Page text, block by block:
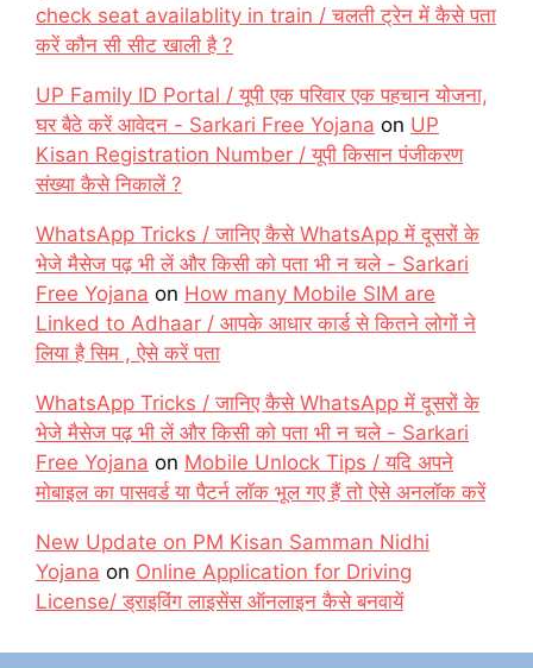
check seat availablity in train / चलती ट्रेन में कैसे पता
करें कौन सी सीट खाली है ?
UP Family ID Portal / यूपी एक परिवार एक पहचान योजना,
घर बैठे करें आवेदन - Sarkari Free Yojana on UP
Kisan Registration Number / यूपी किसान पंजीकरण
संख्या कैसे निकालें ?
WhatsApp Tricks / जानिए कैसे WhatsApp में दूसरों के
भेजे मैसेज पढ़ भी लें और किसी को पता भी न चले - Sarkari
Free Yojana on How many Mobile SIM are
Linked to Adhaar / आपके आधार कार्ड से कितने लोगों ने
लिया है सिम , ऐसे करें पता
WhatsApp Tricks / जानिए कैसे WhatsApp में दूसरों के
भेजे मैसेज पढ़ भी लें और किसी को पता भी न चले - Sarkari
Free Yojana on Mobile Unlock Tips / यदि अपने
मोबाइल का पासवर्ड या पैटर्न लॉक भूल गए हैं तो ऐसे अनलॉक करें
New Update on PM Kisan Samman Nidhi
Yojana on Online Application for Driving
License/ ड्राइविंग लाइसेंस ऑनलाइन कैसे बनवायें